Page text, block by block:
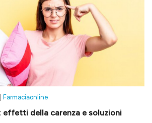
Farmaciaonline
effetti della carenza e soluzioni